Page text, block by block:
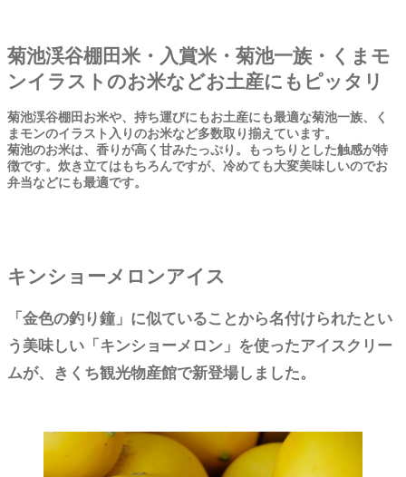
菊池渓谷棚田米・入賞米・菊池一族・くまモ
ンイラストのお米などお土産にもピッタリ
菊池渓谷棚田お米や、持ち運びにもお土産にも最適な菊池一族、く
まモンのイラスト入りのお米など多数取り揃えています。
菊池のお米は、香りが高く甘みたっぷり。もっちりとした触感が特
徴です。炊き立てはもちろんですが、冷めても大変美味しいのでお
弁当などにも最適です。
キンショーメロンアイス
「金色の釣り鐘」に似ていることから名付けられたとい
う美味しい「 キンショーメロン 」を使ったアイスクリー
ムが、きくち観光物産館で新登場しました。